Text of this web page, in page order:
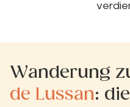
Wanderung
de Lussan: